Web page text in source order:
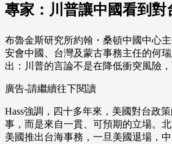
專家：川普讓中國看到對
布魯金斯研究所約翰・桑頓中國中心
安會中國、台灣及蒙古事務主任的何瑞
出：川普的言論不是在降低衝突風險，
廣告-請繼續往下閱讀
Hass強調，四十多年來，美國對台政
事，而是來自一貫、可預期的立場。
美國推出台海事務，一旦美國退場，